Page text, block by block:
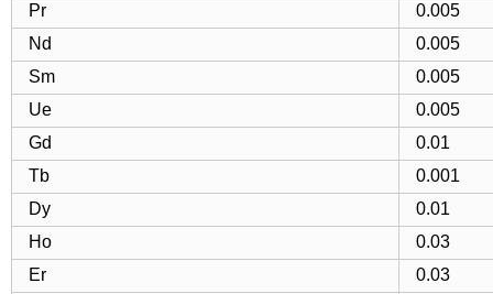
Pr
0.005
Nd
0.005
Sm
0.005
Ue
0.005
Gd
0.01
Tb
0.001
Dy
0.01
Ho
0.03
Er
0.03